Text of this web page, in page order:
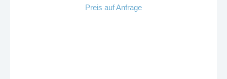
Preis auf Anfrage